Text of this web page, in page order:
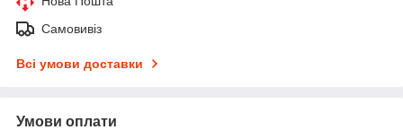
Самовивіз
Всі умови доставки
Умови оплати